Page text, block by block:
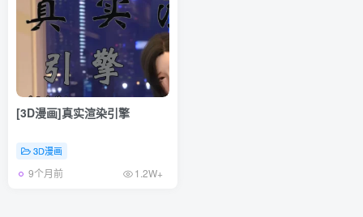
[3D漫画]真实渲染引擎
3D漫画
9个月前 1.2W+